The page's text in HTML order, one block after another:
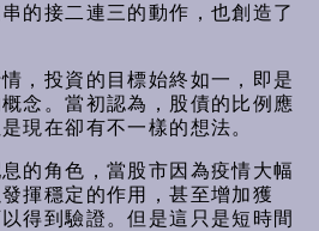
的接二連三的動作，也創造了
，投資的目標始終如一，即是
念。當初認為，股債的比例應
現在卻有不一樣的想法。
的角色，當股市因為疫情大幅
揮穩定的作用，甚至增加獲
得到驗證。但是這只是短時間